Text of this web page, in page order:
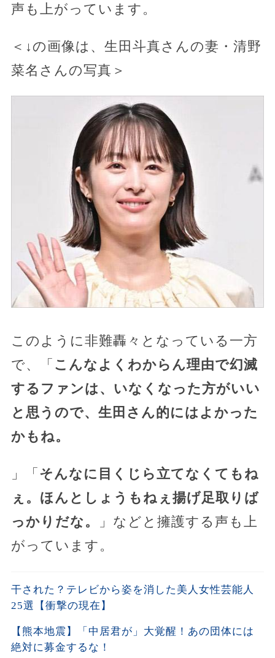
声も上がっています。
＜↓の画像は、生田斗真さんの妻・清野
菜名さんの写真＞
このように非難轟々となっている一方
で、「 こんなよくわからん理由で幻滅
するファンは、いなくなった方がいい
と思うので、生田さん的にはよかった
かもね。
」「 そんなに目くじら立てなくてもね
ぇ。ほんとしょうもねぇ揚げ足取りば
っかりだな。
」などと擁護する声も上
がっています。
干された？テレビから姿を消した美人女性芸能人
25選【衝撃の現在】
【熊本地震】「中居君が」大覚醒！あの団体には
絶対に募金するな！